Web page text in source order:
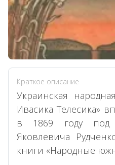
Краткое описание
Украинская
Ивасика Телесика»
в 1869 году под
Яковлевича
книги «Народные